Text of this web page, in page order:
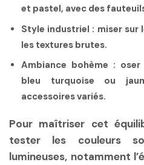
et pastel, avec des
Style industriel : miser sur
les textures brutes.
Ambiance bohème :
bleu turquoise ou
accessoires variés.
Pour maîtriser cet
tester les couleurs
lumineuses, notamment